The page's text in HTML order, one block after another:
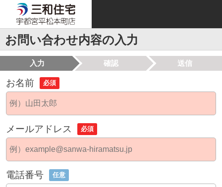
お問い合わせ内容の入力
入力 確認 送信
お名前 必須
メールアドレス 必須
電話番号 任意